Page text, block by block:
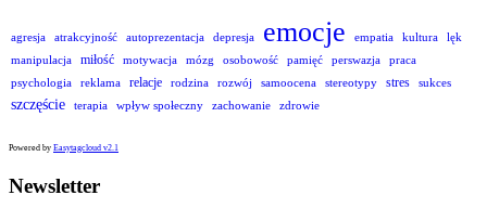
agresja atrakcyjność autoprezentacja depresja emocje empatia kultura
lęk
manipulacja
miłość motywacja mózg osobowość pamięć perswazja
praca
psychologia
reklama relacje rodzina rozwój samoocena stereotypy stres sukces
szczęście terapia wpływ społeczny zachowanie zdrowie
Powered by Easytagcloud v2.1
Newsletter